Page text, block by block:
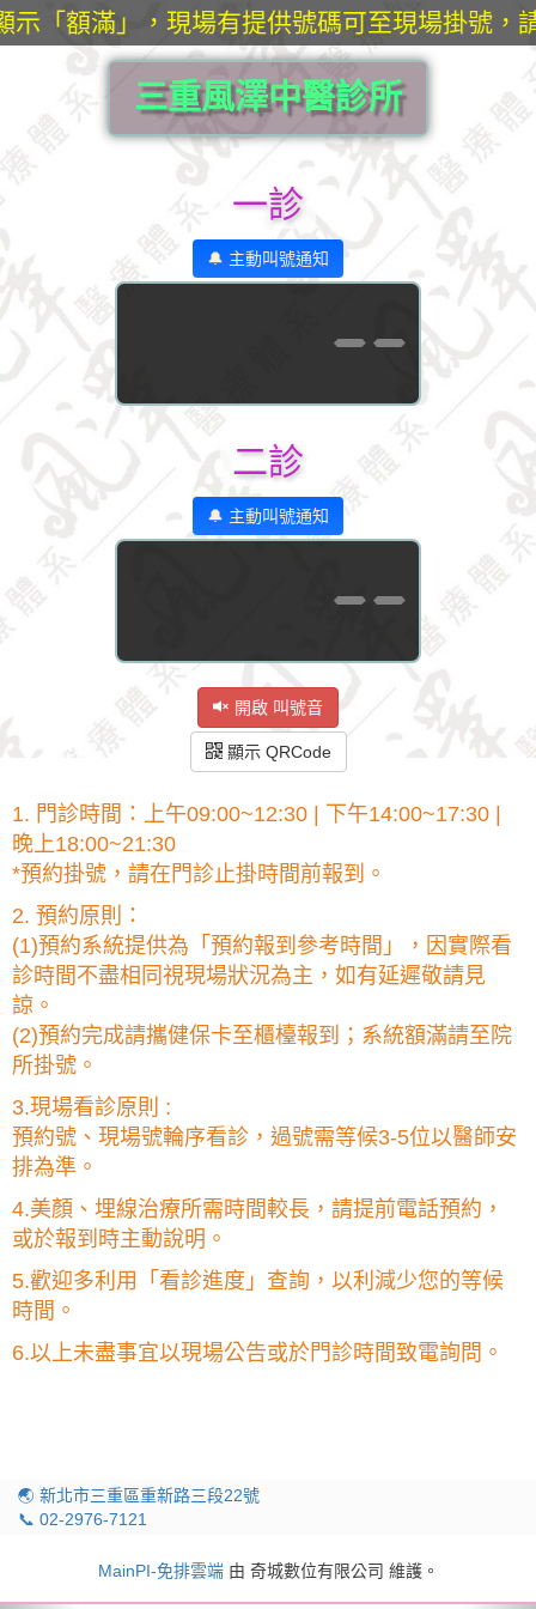
「額滿」，現場有提供號碼可至現場掛號，
三重風澤中醫診所
一診
🔔 主動叫號通知
--
二診
🔔 主動叫號通知
--
開啟 叫號音
顯示 QRCode
1. 門診時間：上午09:00~12:30 | 下午14:00~17:30 |
晚上18:00~21:30
*預約掛號，請在門診止掛時間前報到。
2. 預約原則：
(1)預約系統提供為「預約報到參考時間」，因實際看
診時間不盡相同視現場狀況為主，如有延遲敬請見
諒。
(2)預約完成請攜健保卡至櫃檯報到；系統額滿請至院
所掛號。
3.現場看診原則 :
預約號、現場號輪序看診，過號需等候3-5位以醫師安
排為準。
4.美顏、埋線治療所需時間較長，請提前電話預約，
或於報到時主動說明。
5.歡迎多利用「看診進度」查詢，以利減少您的等候
時間。
6.以上未盡事宜以現場公告或於門診時間致電詢問。
🌏 新北市三重區重新路三段22號
📞 02-2976-7121
MainPI-免排雲端由 奇城數位有限公司 維護。